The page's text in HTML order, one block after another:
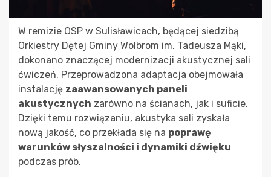
W remizie OSP w Sulisławicach, będącej siedzibą
Orkiestry Dętej Gminy Wolbrom im. Tadeusza Mąki,
dokonano znaczącej modernizacji akustycznej sali
ćwiczeń. Przeprowadzona adaptacja obejmowała
instalację zaawansowanych paneli
akustycznych zarówno na ścianach, jak i suficie.
Dzięki temu rozwiązaniu, akustyka sali zyskała
nową jakość, co przekłada się na poprawę
warunków słyszalności i dynamiki dźwięku
podczas prób.